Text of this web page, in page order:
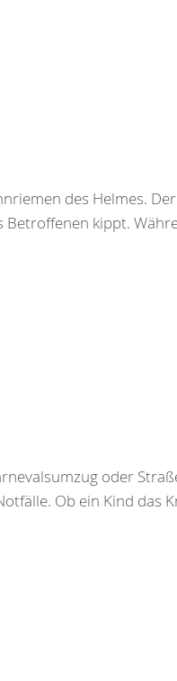
des Helmes.
kippt.
oder
Ob ein Kind das